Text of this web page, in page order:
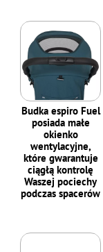
Budka espiro Fuel
posiada małe
okienko
wentylacyjne,
które gwarantuje
ciągłą kontrolę
Waszej pociechy
podczas spacerów